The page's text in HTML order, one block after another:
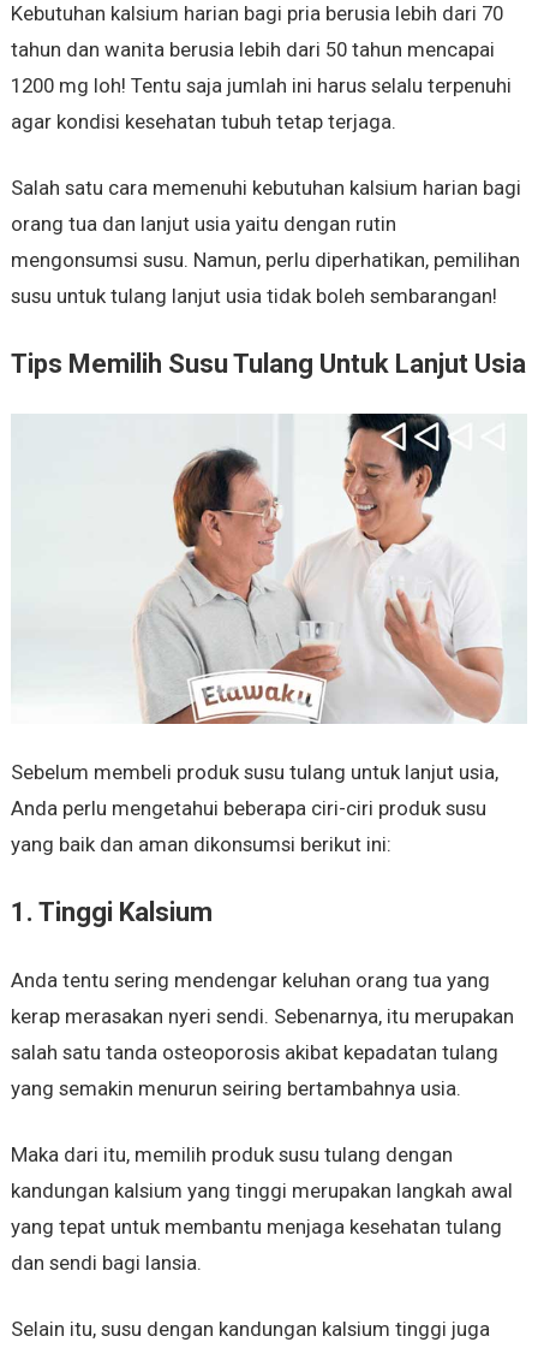
Kebutuhan kalsium harian bagi pria berusia lebih dari 70
tahun dan wanita berusia lebih dari 50 tahun mencapai
1200 mg loh! Tentu saja jumlah ini harus selalu terpenuhi
agar kondisi kesehatan tubuh tetap terjaga.
Salah satu cara memenuhi kebutuhan kalsium harian bagi
orang tua dan lanjut usia yaitu dengan rutin
mengonsumsi susu. Namun, perlu diperhatikan, pemilihan
susu untuk tulang lanjut usia tidak boleh sembarangan!
Tips Memilih Susu Tulang Untuk Lanjut Usia
Sebelum membeli produk susu tulang untuk lanjut usia,
Anda perlu mengetahui beberapa ciri-ciri produk susu
yang baik dan aman dikonsumsi berikut ini:
1. Tinggi Kalsium
Anda tentu sering mendengar keluhan orang tua yang
kerap merasakan nyeri sendi. Sebenarnya, itu merupakan
salah satu tanda osteoporosis akibat kepadatan tulang
yang semakin menurun seiring bertambahnya usia.
Maka dari itu, memilih produk susu tulang dengan
kandungan kalsium yang tinggi merupakan langkah awal
yang tepat untuk membantu menjaga kesehatan tulang
dan sendi bagi lansia.
Selain itu, susu dengan kandungan kalsium tinggi juga